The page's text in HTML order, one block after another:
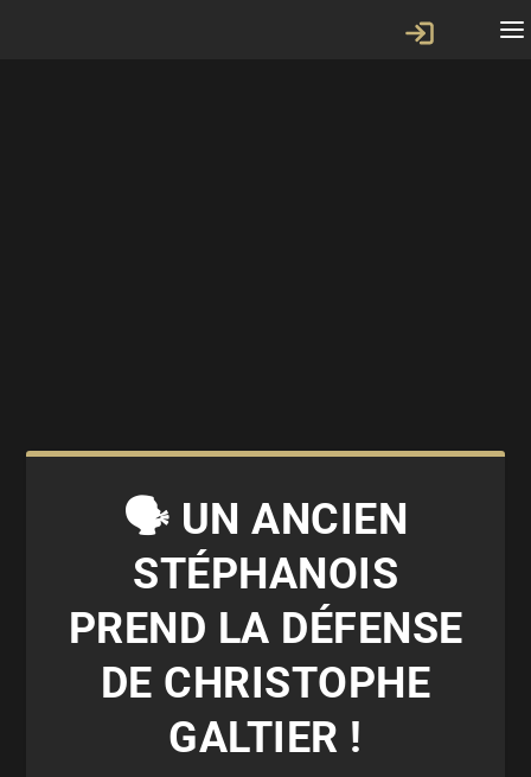
🗣 UN ANCIEN
STÉPHANOIS
PREND LA DÉFENSE
DE CHRISTOPHE
GALTIER !